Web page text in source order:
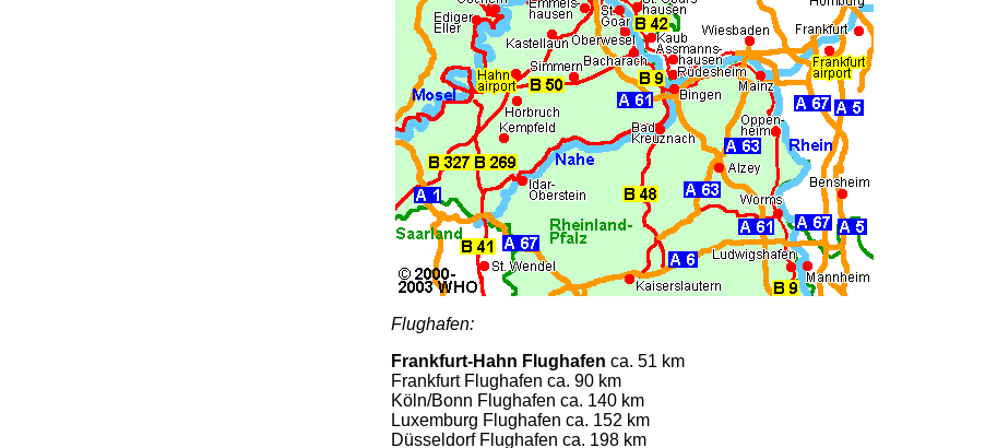
Flughafen:
Frankfurt-Hahn Flughafen ca. 51 km
Frankfurt Flughafen ca. 90 km
Köln/Bonn Flughafen ca. 140 km
Luxemburg Flughafen ca. 152 km
Düsseldorf Flughafen ca. 198 km